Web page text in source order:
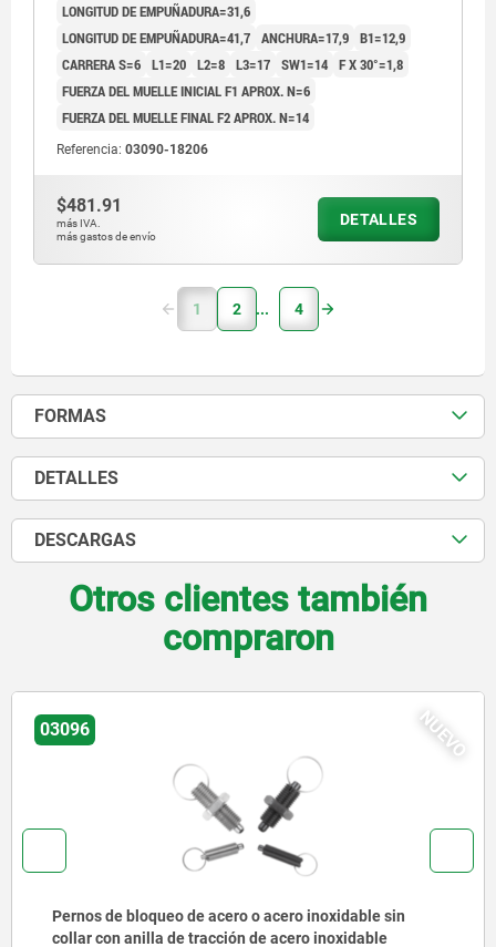
LONGITUD DE EMPUÑADURA=31,6
LONGITUD DE EMPUÑADURA=41,7 ANCHURA=17,9 B1=12,9
CARRERA S=6 L1=20 L2=8 L3=17 SW1=14 F X 30°=1,8
FUERZA DEL MUELLE INICIAL F1 APROX. N=6
FUERZA DEL MUELLE FINAL F2 APROX. N=14
Referencia: 03090-18206
$481.91
más IVA.
más gastos de envío
DETALLES
1 2 4
FORMAS
DETALLES
DESCARGAS
Otros clientes también
compraron
NUEVO
Pernos de bloqueo de acero o acero
anilla de tracción de acero inoxidable